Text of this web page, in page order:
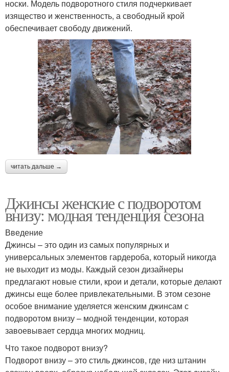
носки. Модель подворотного стиля подчеркивает
изящество и женственность, а свободный крой
обеспечивает свободу движений.
читать дальше →
Джинсы женские с подворотом
внизу: модная тенденция сезона
Введение
Джинсы – это один из самых популярных и
универсальных элементов гардероба, который никогда
не выходит из моды. Каждый сезон дизайнеры
предлагают новые стили, крои и детали, которые делают
джинсы еще более привлекательными. В этом сезоне
особое внимание уделяется женским джинсам с
подворотом внизу – модной тенденции, которая
завоевывает сердца многих модниц.
Что такое подворот внизу?
Подворот внизу – это стиль джинсов, где низ штанин